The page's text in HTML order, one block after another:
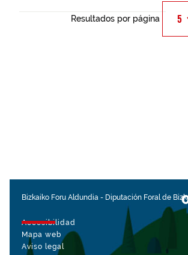
Resultados por página
Bizkaiko Foru Aldundia - Diputación Foral de
Accesibilidad
Mapa web
Aviso legal